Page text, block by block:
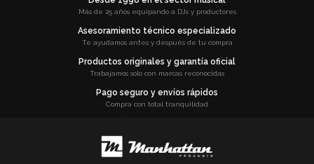
Más de 25 años equipando a DJs y productores
Asesoramiento técnico especializado
Te ayudamos antes y después de tu compra
Productos originales y garantía oficial
Trabajamos solo con marcas reconocidas
Pago seguro y envíos rápidos
Compra con total tranquilidad